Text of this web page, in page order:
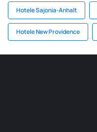
Hotele Sajonia-Anhalt
Hotele New Providence